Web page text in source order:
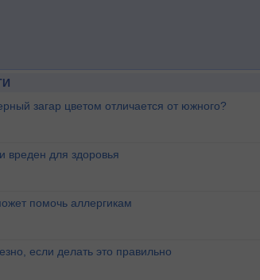
загар цветом отличается от южного?
вреден для здоровья
помочь аллергикам
если делать это правильно